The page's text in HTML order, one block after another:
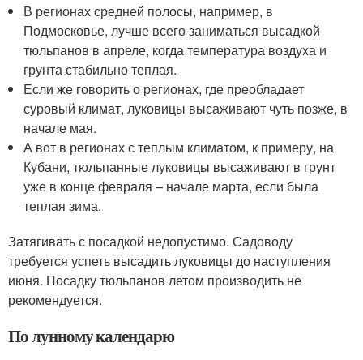
В регионах средней полосы, например, в
Подмосковье, лучше всего заниматься высадкой
тюльпанов в апреле, когда температура воздуха и
грунта стабильно теплая.
Если же говорить о регионах, где преобладает
суровый климат, луковицы высаживают чуть позже, в
начале мая.
А вот в регионах с теплым климатом, к примеру, на
Кубани, тюльпанные луковицы высаживают в грунт
уже в конце февраля – начале марта, если была
теплая зима.
Затягивать с посадкой недопустимо. Садоводу
требуется успеть высадить луковицы до наступления
июня. Посадку тюльпанов летом производить не
рекомендуется.
По лунному календарю